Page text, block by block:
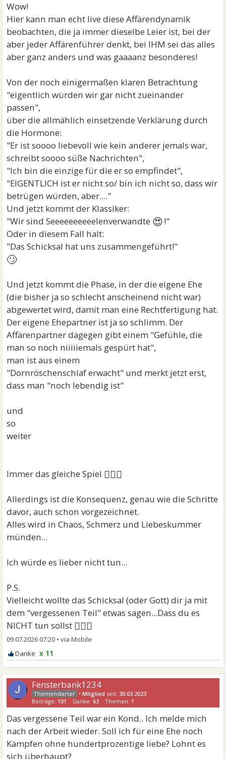
Wow!
Hier kann man echt live diese Affärendynamik
beobachten, die ja immer dieselbe Leier ist, bei der
aber jeder Affärenführer denkt, bei IHM sei das alles
aber ganz anders und was gaaaanz besonderes!
Von der noch einigermaßen klaren Betrachtung
"eigentlich würden wir gar nicht zueinander
passen",
über die allmählich einsetzende Verklärung durch
die Hormone:
"Er ist soooo liebevoll wie kein anderer jemals war,
schreibt soooo süße Nachrichten",
"Ich bin die einzige für die er so empfindet",
"EIGENTLICH ist er nicht so/ bin ich nicht so, dass wir
betrügen würden, aber...."
Und jetzt kommt der Klassiker:
"Wir sind Seeeeeeeeeelenverwandte 😍!"
Oder in diesem Fall halt:
"Das Schicksal hat uns zusammengeführt!"
🙄
Und jetzt kommt die Phase, in der die eigene Ehe
(die bisher ja so schlecht anscheinend nicht war)
abgewertet wird, damit man eine Rechtfertigung hat.
Der eigene Ehepartner ist ja so schlimm. Der
Affärenpartner dagegen gibt einem "Gefühle, die
man so noch niiiiiemals gespürt hat",
man ist aus einem
"Dornröschenschlaf erwacht" und merkt jetzt erst,
dass man "noch lebendig ist"
und
so
weiter
Immer das gleiche Spiel 🤷🏻‍♀
Allerdings ist die Konsequenz, genau wie die Schritte
davor, auch schon vorgezeichnet.
Alles wird in Chaos, Schmerz und Liebeskummer
münden...
Ich würde es lieber nicht tun...
P.S.
Vielleicht wollte das Schicksal (oder Gott) dir ja mit
dem "vergessenen Teil" etwas sagen...Dass du es
NICHT tun sollst 🤷🏻‍♀
09.07.2026 07:20 •
x 11
Fensterbank1234
•Mitglied seit:30.03.2023
Beiträge: 101 Danke:63 Themen: 1
Das vergessene Teil war ein Kond.. Ich melde mich
nach der Arbeit wieder. Soll ich für eine Ehe noch
Kämpfen ohne hundertprozentige liebe? Lohnt es
sich überhaupt?